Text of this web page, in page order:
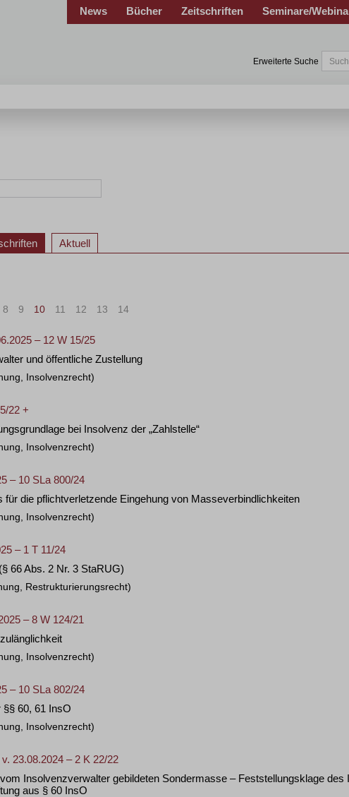
News Bücher Zeitschriften Seminare/
Erweiterte Suche
Aktuell
8 9 10 11 12 13 14
– 12 W 15/25
und öffentliche Zustellung
Insolvenzrecht)
22 +
bei Insolvenz der „Zahlstelle“
Insolvenzrecht)
– 10 SLa 800/24
die pflichtverletzende Eingehung von Masseverbindlichkeiten
Insolvenzrecht)
– 1 T 11/24
66 Abs. 2 Nr. 3 StaRUG)
Restrukturierungsrecht)
– 8 W 124/21
Insolvenzrecht)
– 10 SLa 802/24
60, 61 InsO
Insolvenzrecht)
23.08.2024 – 2 K 22/22
Insolvenzverwalter gebildeten Sondermasse – Feststellungsklage
aus § 60 InsO